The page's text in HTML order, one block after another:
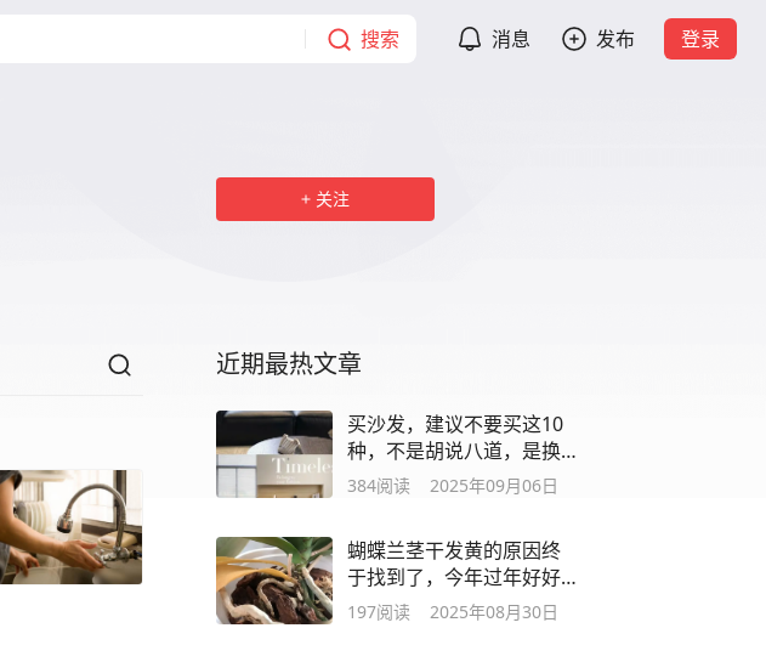
搜索 消息 发布 登录
关注
近期最热文章
买沙发，建议不要买这10
种，不是胡说八道，是换
过4套的经验总结
384阅读 2025年09月06日
蝴蝶兰茎干发黄的原因终
于找到了，今年过年好好
养，一定很漂亮！
197阅读 2025年08月30日